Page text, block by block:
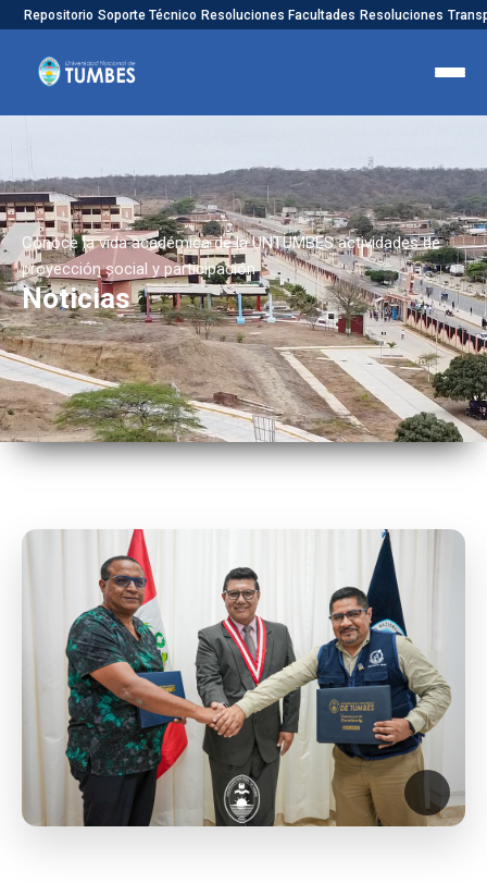
Repositorio Soporte Técnico Resoluciones Facultades Resoluciones
Conoce la vida académica de la UNTUMBES actividades de
proyección social y participación
Noticias